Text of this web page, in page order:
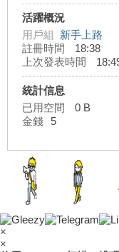
外
活躍概況
用戶組 新手上路
註冊時間
18:38
上次發表時間
統計信息
已用空間
0 B
金錢
5
×
×